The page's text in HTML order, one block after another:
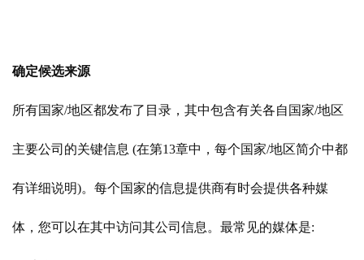
确定候选来源
所有国家/地区都发布了目录，其中包含有关各自国家/地区
主要公司的关键信息 (在第13章中，每个国家/地区简介中都
有详细说明)。每个国家的信息提供商有时会提供各种媒
体，您可以在其中访问其公司信息。最常见的媒体是: